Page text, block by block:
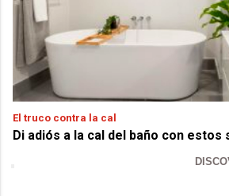
El truco contra la cal
Di adiós a la cal del baño con